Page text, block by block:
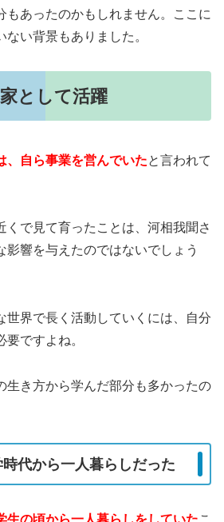
もあったのかもしれません。ここに
い背景もありました。
として活躍
、自ら事業を営んでいたと言われて
くで見て育ったことは、河相我聞さ
影響を与えたのではないでしょう
世界で長く活動していくには、自分
ですよね。
生き方から学んだ部分も多かったの
代から一人暮らしだった
生の頃から一人暮らしをしていた こ